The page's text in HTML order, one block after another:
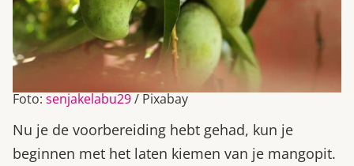
Foto: senjakelabu29/ Pixabay
Nu je de voorbereiding hebt gehad, kun je
beginnen met het laten kiemen van je mangopit.